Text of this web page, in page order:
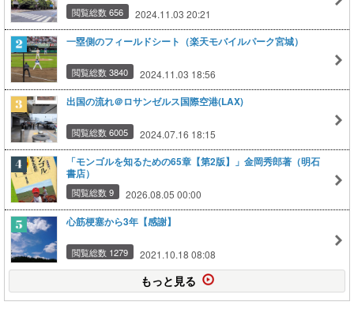
閲覧総数 656 2024.11.03 20:21
一塁側のフィールドシート（楽天モバイルパーク宮城）
閲覧総数 3840 2024.11.03 18:56
出国の流れ＠ロサンゼルス国際空港(LAX)
閲覧総数 6005 2024.07.16 18:15
「モンゴルを知るための65章【第2版】」金岡秀郎著（明石
書店）
閲覧総数 9 2026.08.05 00:00
心筋梗塞から3年【感謝】
閲覧総数 1279 2021.10.18 08:08
もっと見る